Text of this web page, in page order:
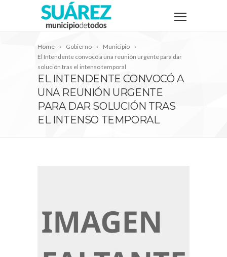
Home Gobierno
Municipio
El Intendente convocó a una reunión urgente para dar
solución tras el intenso temporal
EL INTENDENTE CONVOCÓ A
UNA REUNIÓN URGENTE
PARA DAR SOLUCIÓN TRAS
EL INTENSO TEMPORAL